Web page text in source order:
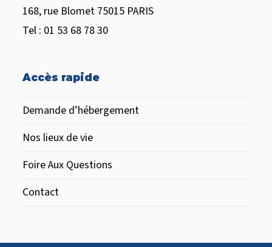
168, rue Blomet 75015 PARIS
Tel : 01 53 68 78 30
Accès rapide
Demande d’hébergement
Nos lieux de vie
Foire Aux Questions
Contact